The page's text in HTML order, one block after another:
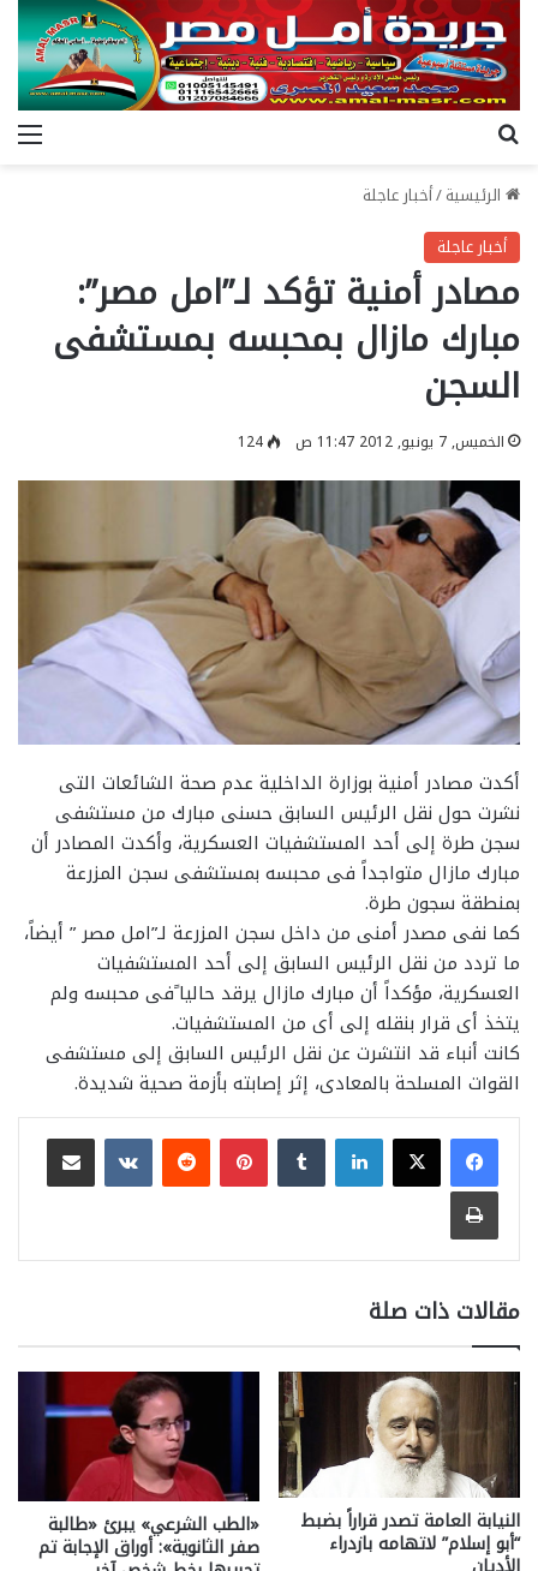
الرئيسية/أخبار عاجلة
أخبار عاجلة
مصادر أمنية تؤكد لـ”امل مصر”:
مبارك مازال بمحبسه بمستشفى
السجن
الخميس, 7 يونيو, 2012 11:47 ص 124
أكدت مصادر أمنية بوزارة الداخلية عدم صحة الشائعات التى
نشرت حول نقل الرئيس السابق حسنى مبارك من مستشفى
سجن طرة إلى أحد المستشفيات العسكرية، وأكدت المصادر أن
مبارك مازال متواجداً فى محبسه بمستشفى سجن المزرعة
بمنطقة سجون طرة.
كما نفى مصدر أمنى من داخل سجن المزرعة لـ”امل مصر ” أيضاً،
ما تردد من نقل الرئيس السابق إلى أحد المستشفيات
العسكرية، مؤكداً أن مبارك مازال يرقد حاليا ًفى محبسه ولم
يتخذ أى قرار بنقله إلى أى من المستشفيات.
كانت أنباء قد انتشرت عن نقل الرئيس السابق إلى مستشفى
القوات المسلحة بالمعادى، إثر إصابته بأزمة صحية شديدة.
لينكدإن بينتيريست
مشاركة عبر البريد
طباعة
مقالات ذات صلة
النيابة العامة تصدر قراراً بضبط
“أبو إسلام” لاتهامه بازدراء
«الطب الشرعي» يبرئ «طالبة
صفر الثانوية»: أوراق الإجابة تم